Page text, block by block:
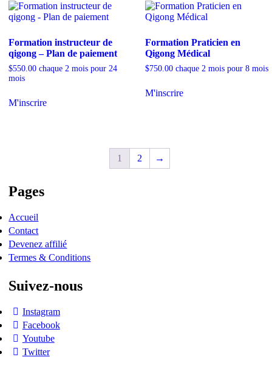
Formation instructeur de
qigong – Plan de paiement
$550.00 chaque 2 mois pour 24
mois
M'inscrire
Formation Praticien en
Qigong Médical
$750.00 chaque 2 mois pour 8 mois
M'inscrire
1 2 →
Pages
Accueil
Contact
Devenez affilié
Termes & Conditions
Suivez-nous
Instagram
Facebook
Youtube
Twitter